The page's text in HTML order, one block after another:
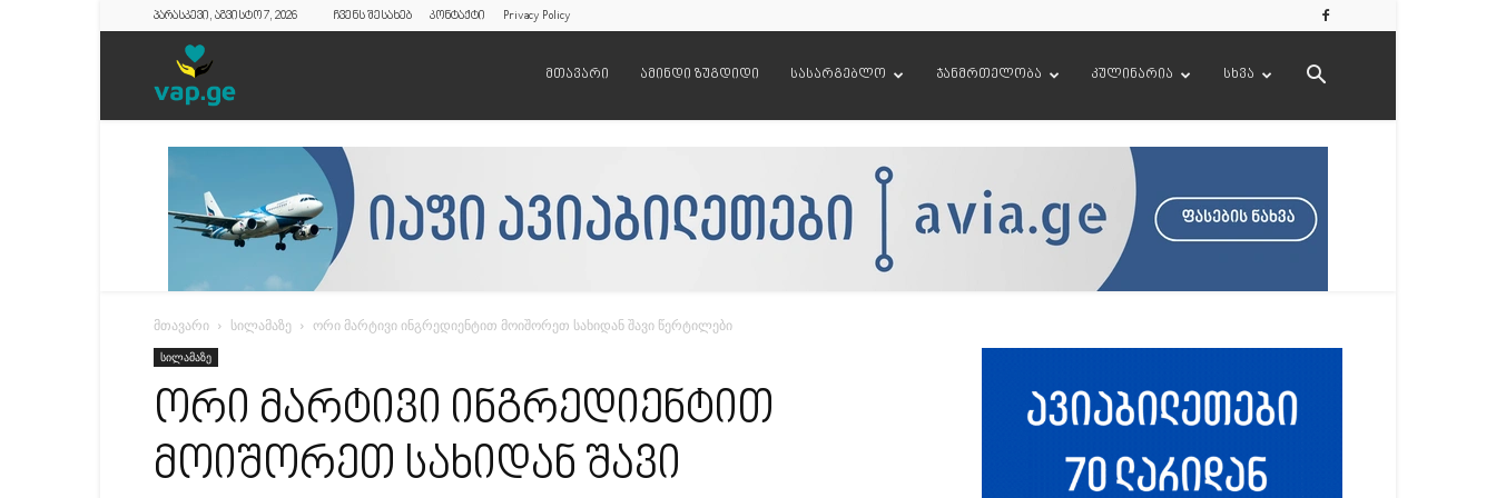
პარასკევი, აგვისტო 7, 2026 ჩვენს შესახებ კონტაქტი Privacy Policy
მთავარი ამინდი ზუგდიდი სასარგებლო ჯანმრთელობა კულინარია სხვა
მთავარი სილამაზე ორი მარტივი ინგრედიენტით მოიშორეთ სახიდან შავი წერტილები
სილამაზე
ორი მარტივი ინგრედიენტით
მოიშორეთ სახიდან შავი